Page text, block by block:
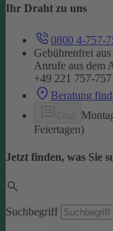
Ihr Draht zu uns
0800 4-757-
Gebührenfrei
Anrufe aus dem
+49 221 757-757
Beratung
Feiertagen)
Jetzt finden, was Sie
Suchbegriff